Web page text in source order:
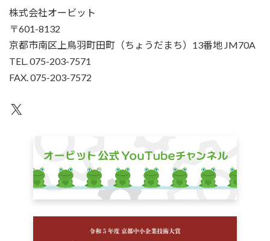
株式会社オービット
〒601-8132
京都市南区上鳥羽町田町（ちょうだまち）13番地 JM70A
TEL. 075-203-7571
FAX. 075-203-7572
X